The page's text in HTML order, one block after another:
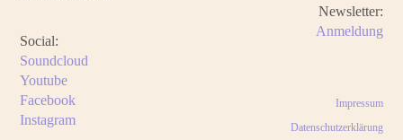
Social:
Soundcloud
Youtube
Facebook
Instagram
Newsletter:
Anmeldung
Impressum
Datenschutzerklärung